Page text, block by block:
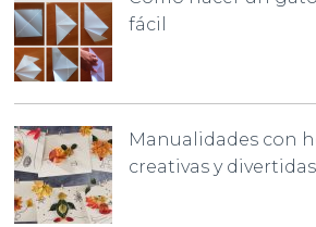
fácil
Manualidades con
creativas y divertidas